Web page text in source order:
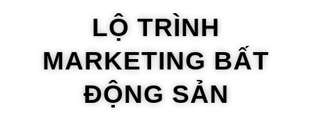
LỘ TRÌNH
MARKETING BẤT
ĐỘNG SẢN